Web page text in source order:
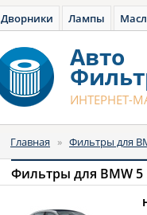
Дворники Лампы
Авто
ИНТЕРНЕТ-
Главная » Фильтры для
Фильтры для BMW 5